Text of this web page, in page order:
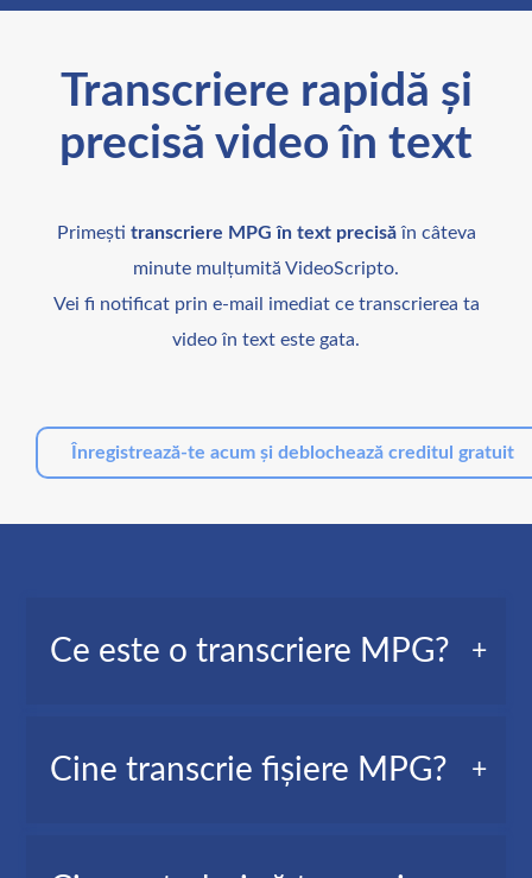
Transcriere rapidă și
precisă video în text
Primești transcriere MPG în text precisăîn câteva
minute mulțumită VideoScripto.
Vei fi notificat prin e-mail imediat ce transcrierea ta
video în text este gata.
Înregistrează-te acum și deblochează creditul gratuit
Ce este o transcriere MPG?
video, este o versiune text a tuturor cuvintelor
Cine transcrie fișiere MPG?